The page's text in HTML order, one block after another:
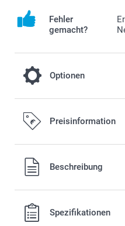
Fehler
gemacht?
Optionen
Verleihen Sie
besonderen Look
sich für Premium-
oder mattem Finish.
0,22/Seite
Preis und Verfügbarkeit der
Preisinformation
Alle Preise verstehen sich
Versandkosten.Beschreibung
Spezifikationen